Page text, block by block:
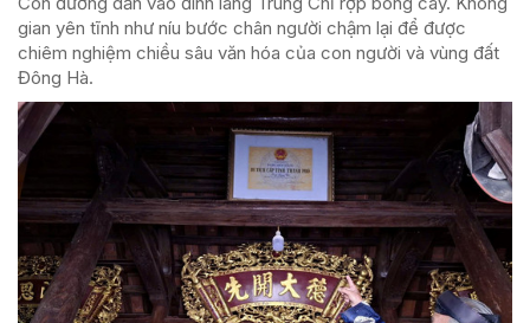
gian yên tĩnh như níu bước chân người chậm lại để được
chiêm nghiệm chiều sâu văn hóa của con người và vùng đất
Đông Hà.